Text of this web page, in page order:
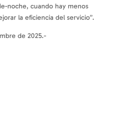
noche, cuando hay menos
la eficiencia del servicio”.
de 2025.-